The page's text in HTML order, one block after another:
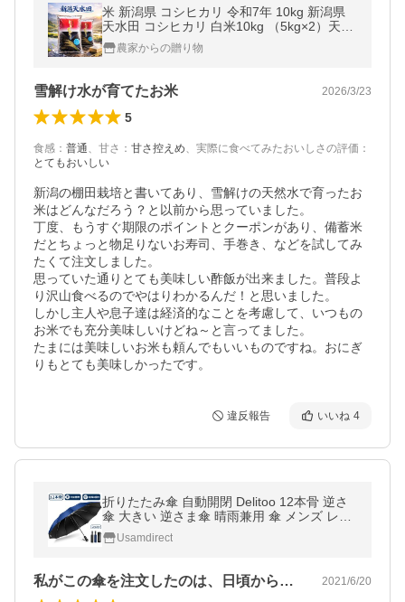
米 新潟県 コシヒカリ 令和7年 10kg 新潟県
天水田 コシヒカリ 白米10kg （5kg×2）天然
雪解け水と湧き水で育てた 棚田米 ｜
農家からの贈り物
雪解け水が育てたお米 2026/3/23
5
食感 ： 普通、 甘さ ： 甘さ控えめ、 実際に食べてみたおいしさの評価 ：
とてもおいしい
新潟の棚田栽培と書いてあり、雪解けの天然水で育ったお
米はどんなだろう？と以前から思っていました。
丁度、もうすぐ期限のポイントとクーポンがあり、備蓄米
だとちょっと物足りないお寿司、手巻き、などを試してみ
たくて注文しました。
思っていた通りとても美味しい酢飯が出来ました。普段よ
り沢山食べるのでやはりわかるんだ！と思いました。
しかし主人や息子達は経済的なことを考慮して、いつもの
お米でも充分美味しいけどね～と言ってました。
たまには美味しいお米も頼んでもいいものですね。おにぎ
りもとても美味しかったです。
違反報告 いいね 4
折りたたみ傘 自動開閉 Delitoo 12本骨 逆さ
傘 大きい 逆さま傘 晴雨兼用 傘 メンズ レデ
ィース 耐風 折り畳み傘 男女兼用 梅雨対策
遮光Usamdirect
私がこの傘を注文したのは、日頃から親孝… 2021/6/20